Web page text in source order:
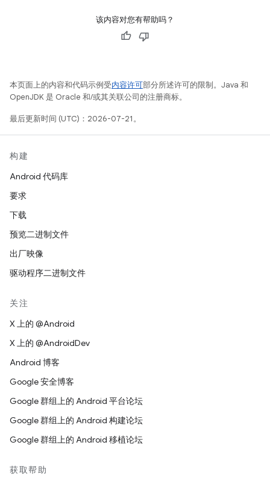
该内容对您有帮助吗？
本页面上的内容和代码示例受内容许可部分所述许可的限制。Java 和
OpenJDK 是 Oracle 和/或其关联公司的注册商标。
最后更新时间 (UTC)：2026-07-21。
构建
Android 代码库
要求
下载
预览二进制文件
出厂映像
驱动程序二进制文件
关注
X 上的 @Android
X 上的 @AndroidDev
Android 博客
Google 安全博客
Google 群组上的 Android 平台论坛
Google 群组上的 Android 构建论坛
Google 群组上的 Android 移植论坛
获取帮助